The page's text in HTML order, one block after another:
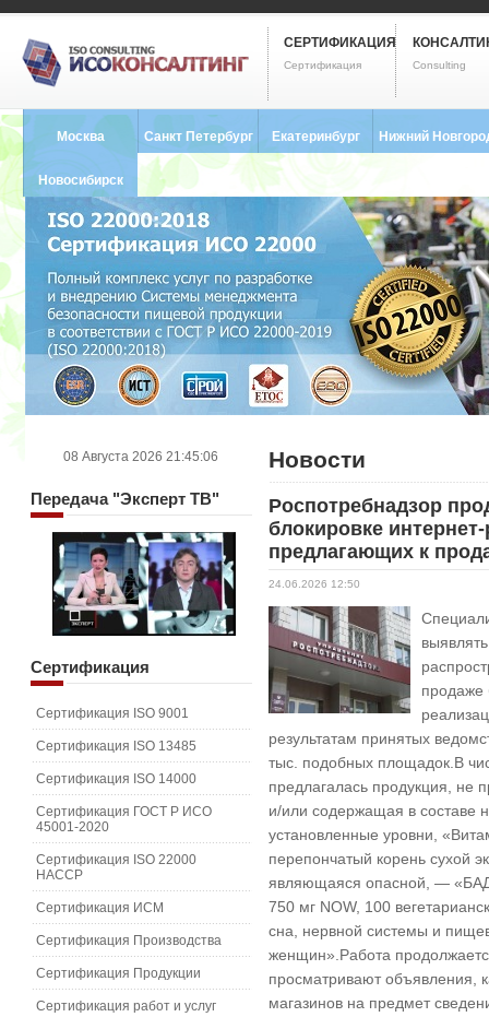
СЕРТИФИКАЦИЯ
Сертификация Consulting
Москва Санкт Петербург
8 (812) 748-2493
Екатеринбург
8 (343) 237-2593
Нижний
Новосибирск
8 (383) 227-8449
Новости
Роспотребнадзор
блокировке
предлагающих к
24.06.2026 12:50
продаже
результатам принятых
тыс. подобных площадок.В
предлагалась продукция, не
и/или содержащая в
установленные уровни,
перепончатый корень сухой
являющаяся опасной, —
750 мг NOW, 100
сна, нервной системы и
женщин».Работа
просматривают объявления,
магазинов на предмет
08 Августа 2026 21:45:06
Передача"Эксперт ТВ"
Сертификация
Сертификация ISO 9001
Сертификация ISO 13485
Сертификация ISO 14000
Сертификация ГОСТ Р ИСО
45001-2020
Сертификация ISO 22000
HACCP
Сертификация ИСМ
Сертификация Производства
Сертификация Продукции
Сертификация работ и услуг